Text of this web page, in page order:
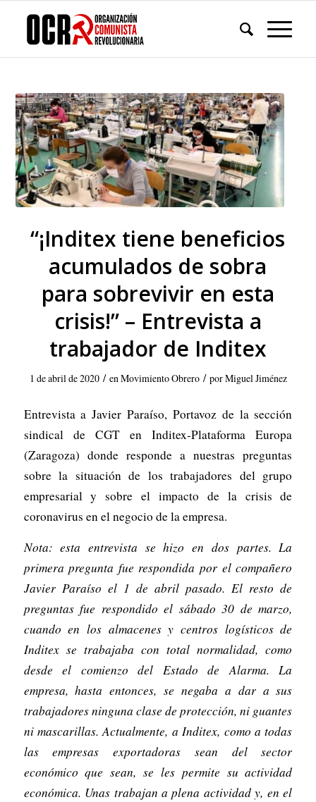
“¡Inditex tiene beneficios
acumulados de sobra
para sobrevivir en esta
crisis!” – Entrevista a
trabajador de Inditex
1 de abril de 2020 / en Movimiento Obrero / porMiguel Jiménez
Entrevista a Javier Paraíso, Portavoz de la sección
sindical de CGT en Inditex-Plataforma Europa
(Zaragoza) donde responde a nuestras preguntas
sobre la situación de los trabajadores del grupo
empresarial y sobre el impacto de la crisis de
coronavirus en el negocio de la empresa.
Nota: esta entrevista se hizo en dos partes. La
primera pregunta fue respondida por el compañero
Javier Paraíso el 1 de abril pasado. El resto de
preguntas fue respondido el sábado 30 de marzo,
cuando en los almacenes y centros logísticos de
Inditex se trabajaba con total normalidad, como
desde el comienzo del Estado de Alarma. La
empresa, hasta entonces, se negaba a dar a sus
trabajadores ninguna clase de protección, ni guantes
ni mascarillas. Actualmente, a Inditex, como a todas
las empresas exportadoras sean del sector
económico que sean, se les permite su actividad
económica. Unas trabajan a plena actividad y, en el